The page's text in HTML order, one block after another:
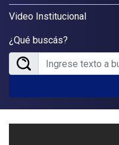
Video Institucional
¿Qué buscás?